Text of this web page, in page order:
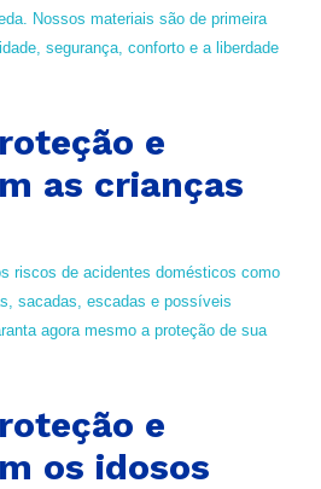
Nossos materiais são de primeira
segurança, conforto e a liberdade
e
as crianças
riscos de acidentes domésticos como
sacadas, escadas e possíveis
agora mesmo a proteção de sua
e
os idosos